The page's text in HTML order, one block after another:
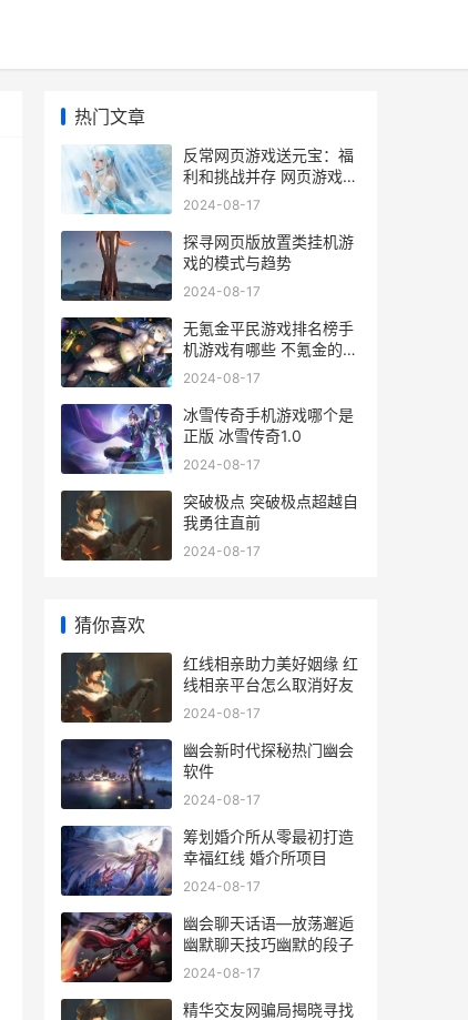
热门文章
反常网页游戏送元宝：福
利和挑战并存 网页游戏返
利网
2024-08-17
探寻网页版放置类挂机游
戏的模式与趋势
2024-08-17
无氪金平民游戏排名榜手
机游戏有哪些 不氪金的好
玩游戏
2024-08-17
冰雪传奇手机游戏哪个是
正版 冰雪传奇1.0
2024-08-17
突破极点 突破极点超越自
我勇往直前
2024-08-17
猜你喜欢
红线相亲助力美好姻缘 红
线相亲平台怎么取消好友
2024-08-17
幽会新时代探秘热门幽会
软件
2024-08-17
筹划婚介所从零最初打造
幸福红线 婚介所项目
2024-08-17
幽会聊天话语—放荡邂逅
幽默聊天技巧幽默的段子
2024-08-17
精华交友网骗局揭晓寻找